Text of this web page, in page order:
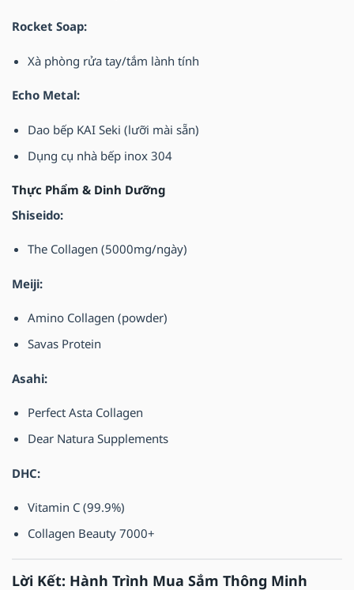
Rocket Soap:
Xà phòng rửa tay/tắm lành tính
Echo Metal:
Dao bếp KAI Seki (lưỡi mài sẵn)
Dụng cụ nhà bếp inox 304
Thực Phẩm & Dinh Dưỡng
Shiseido:
The Collagen (5000mg/ngày)
Meiji:
Amino Collagen (powder)
Savas Protein
Asahi:
Perfect Asta Collagen
Dear Natura Supplements
DHC:
Vitamin C (99.9%)
Collagen Beauty 7000+
Lời Kết: Hành Trình Mua Sắm Thông Minh